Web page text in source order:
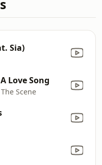
Sia)
Love Song
Scene